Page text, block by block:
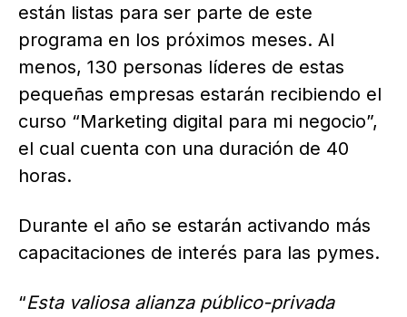
están listas para ser parte de este
programa en los próximos meses. Al
menos, 130 personas líderes de estas
pequeñas empresas estarán recibiendo el
curso “Marketing digital para mi negocio”,
el cual cuenta con una duración de 40
horas.
Durante el año se estarán activando más
capacitaciones de interés para las pymes.
“Esta valiosa alianza público-privada